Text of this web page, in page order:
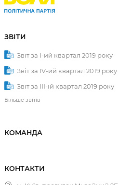
ЗВІТИ
Звіт за І-ий квартал 2019 року
Звіт за ІV-ий квартал 2019 року
Звіт за ІІІ-ій квартал 2019 року
Більше звітів
КОМАНДА
КОНТАКТИ